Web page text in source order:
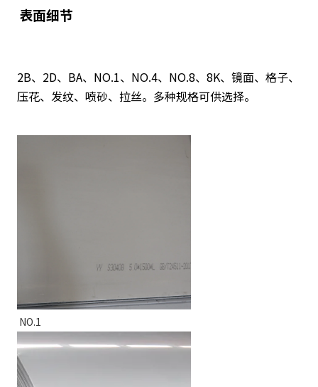
表面细节
2B、2D、BA、NO.1、NO.4、NO.8、8K、镜面、格子、
压花、发纹、喷砂、拉丝。多种规格可供选择。
NO.1